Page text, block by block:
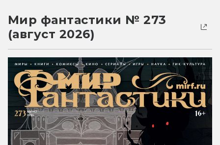
Мир фантастики № 273
(август 2026)